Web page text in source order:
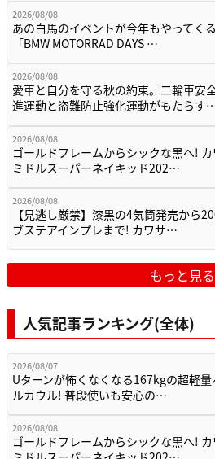
2026/08/08
あの白馬のイベントが今年もやってくる
「BMW MOTORRAD DAYS …
2026/08/08
愛車と自分を守る秋の約束。二輪車安
進運動と盗難防止強化運動がもたらす
2026/08/08
ゴールドフレームからシックな黒へ!
ミドルスーパーネイキッド202…
2026/08/08
【見逃し厳禁】漆黒の4気筒発売から
ブステアインプレまで! カワサ…
もっと見る
人気記事ランキング(全体)
2026/08/07
Uターンが怖くなくなる167kgの超軽量
ルカウル! 普段使いも安心の…
2026/08/08
ゴールドフレームからシックな黒へ!